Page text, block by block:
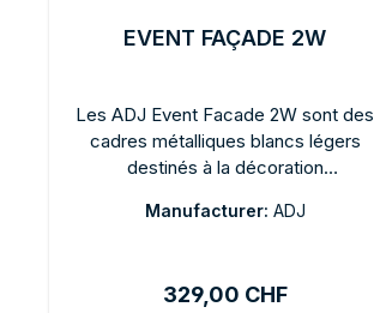
EVENT FAÇADE 2W
Les ADJ Event Facade 2W sont des
cadres métalliques blancs légers
destinés à la décoration
conception de scènes. Système
facile. Idéal comme cadre de fond
Manufacturer: ADJ
Prix régulier :
329,00 CHF